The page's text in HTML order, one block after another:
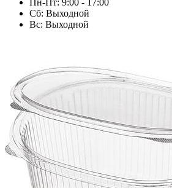
Сб: Выходной
Вс: Выходной